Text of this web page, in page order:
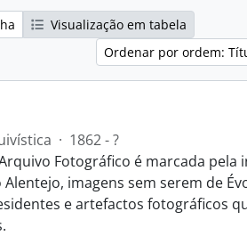
Visualização em tabela
Ordenar por ordem:
· 1862 - ?
Fotográfico é marcada pela
imagens sem serem de
e artefactos fotográficos